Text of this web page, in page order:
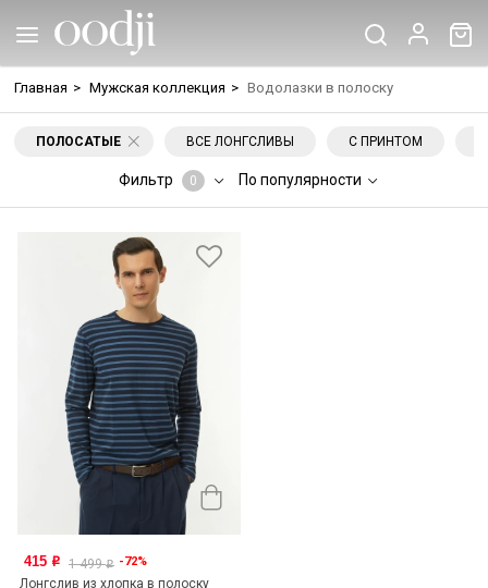
Главная > Мужская коллекция > Водолазки в полоску
ПОЛОСАТЫЕ ВСЕ ЛОНГСЛИВЫ С ПРИНТОМ
Фильтр 0 По популярности
415 o 1 499o -72%
Лонгслив из хлопка в полоску